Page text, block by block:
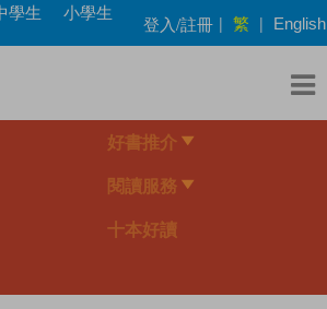
學生
小學生
登入/註冊 | 繁 | English
好書推介
閱讀服務
十本好讀